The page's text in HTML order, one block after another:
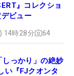
』コレクショ
ビュー
14時28分 64
しっかり」の絶妙
い『FJクオンタ